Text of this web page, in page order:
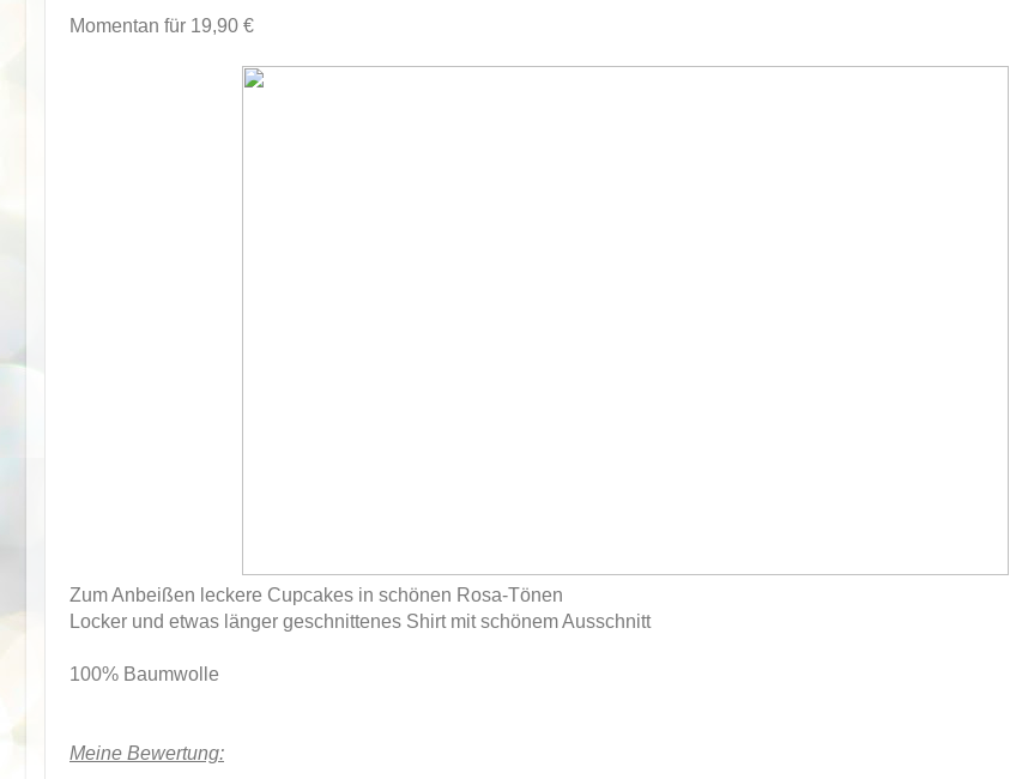
Momentan für 19,90 €
Zum Anbeißen leckere Cupcakes in schönen Rosa-Tönen
Locker und etwas länger geschnittenes Shirt mit schönem Ausschnitt
100% Baumwolle
Meine Bewertung: